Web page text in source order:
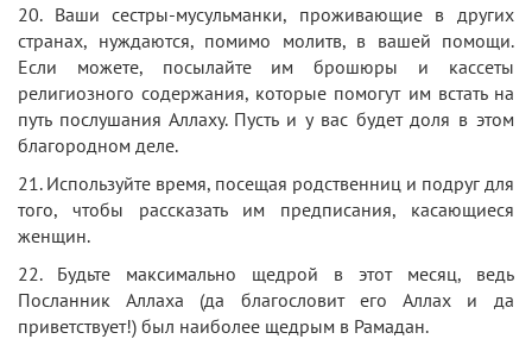
20. Ваши сестры-мусульманки, проживающие в других
странах, нуждаются, помимо молитв, в вашей помощи.
Если можете, посылайте им брошюры и кассеты
религиозного содержания, которые помогут им встать на
путь послушания Аллаху. Пусть и у вас будет доля в этом
благородном деле.
21. Используйте время, посещая родственниц и подруг для
того, чтобы рассказать им предписания, касающиеся
женщин.
22. Будьте максимально щедрой в этот месяц, ведь
Посланник Аллаха (да благословит его Аллах и да
приветствует!) был наиболее щедрым в Рамадан.